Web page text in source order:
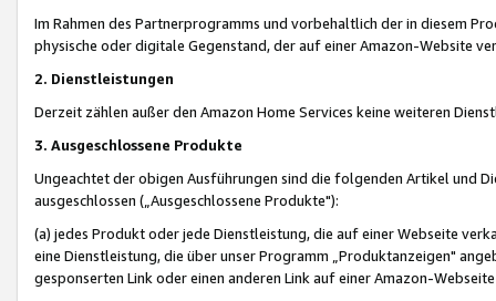
Im Rahmen des Partnerprogramms und vorbehaltlich der in diesem
physische oder digitale Gegenstand, der auf einer Amazon-Website
2. Dienstleistungen
Derzeit zählen außer den Amazon Home Services keine weiteren
3. Ausgeschlossene Produkte
Ungeachtet der obigen Ausführungen sind die folgenden Artikel und
ausgeschlossen („Ausgeschlossene Produkte"):
(a) jedes Produkt oder jede Dienstleistung, die auf einer Webseite
eine Dienstleistung, die über unser Programm „Produktanzeigen"
gesponserten Link oder einen anderen Link auf einer Amazon-